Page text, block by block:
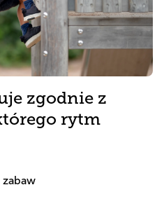
zgodnie z
rytm
zabaw